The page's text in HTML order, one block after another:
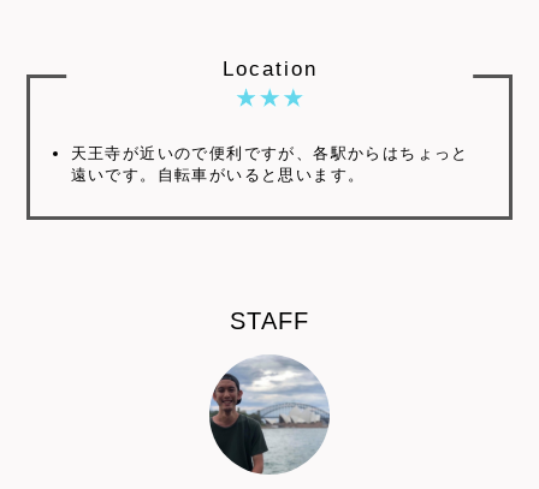
Location
天王寺が近いので便利ですが、各駅からはちょっと
遠いです。自転車がいると思います。
STAFF